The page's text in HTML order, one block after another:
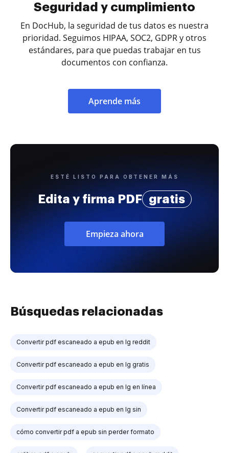
Seguridad y cumplimiento
En DocHub, la seguridad de tus datos es nuestra
prioridad. Seguimos HIPAA, SOC2, GDPR y otros
estándares, para que puedas trabajar en tus
documentos con confianza.
Aprende más
ESTÉ LISTO PARA OBTENER MÁS
Edita y firma PDF gratis
Empieza ahora
Búsquedas relacionadas
Convertir pdf escaneado a epub en lg reddit
Convertir pdf escaneado a epub en lg gratis
Convertir pdf escaneado a epub en lg en línea
Convertir pdf escaneado a epub en lg sin
cómo convertir pdf a epub sin perder formato